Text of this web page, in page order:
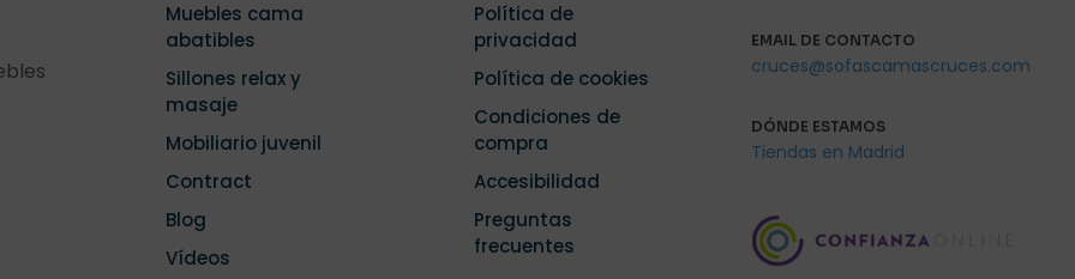
Muebles cama
abatibles
Sillones relax y
masaje
Mobiliario juvenil
Contract
Blog
Vídeos
Política de
privacidad
Política de cookies
Condiciones de
compra
Accesibilidad
Preguntas
frecuentes
EMAIL DE CONTACTO
cruces@sofascamascruces.com
DÓNDE ESTAMOS
Tiendas en Madrid